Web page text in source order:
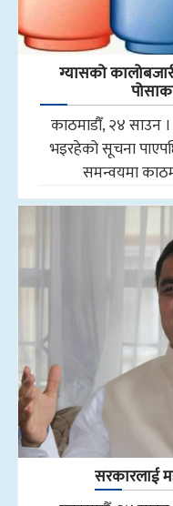
ग्यासको
काठमाडौँ, २४ साउन
भइरहेको सूचना
समन्वयमा
सरकारलाई